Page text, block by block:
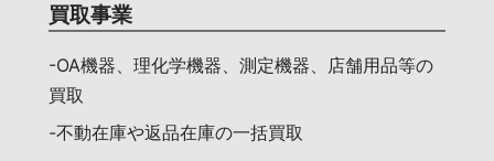
買取事業
-OA機器、理化学機器、測定機器、店舗用品等の
買取
-不動在庫や返品在庫の一括買取